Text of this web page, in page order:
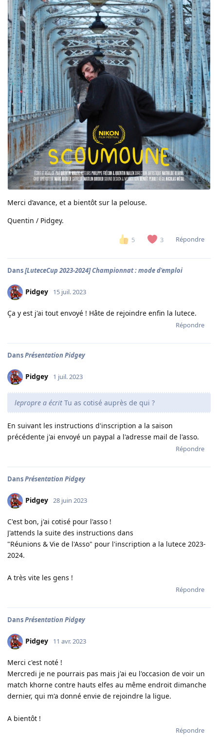
Merci d’avance, et a bientôt sur la pelouse.
Quentin / Pidgey.
5 3 Répondre
Dans[LuteceCup 2023-2024] Championnat : mode d'emploi
Pidgey 15 juil. 2023
Ça y est j'ai tout envoyé ! Hâte de rejoindre enfin la lutece.
Répondre
DansPrésentation Pidgey
Pidgey 1 juil. 2023
lepropre a écrit Tu as cotisé auprès de qui ?
En suivant les instructions d'inscription a la saison
précédente j'ai envoyé un paypal a l'adresse mail de l'asso.
Répondre
DansPrésentation Pidgey
Pidgey 28 juin 2023
C'est bon, j'ai cotisé pour l'asso !
J'attends la suite des instructions dans
"Réunions & Vie de l'Asso" pour l'inscription a la lutece 2023-
2024.
A très vite les gens !
Répondre
DansPrésentation Pidgey
Pidgey 11 avr. 2023
Merci c'est noté !
Mercredi je ne pourrais pas mais j'ai eu l'occasion de voir un
match khorne contre hauts elfes au même endroit dimanche
dernier, qui m'a donné envie de rejoindre la ligue.
A bientôt !
Répondre